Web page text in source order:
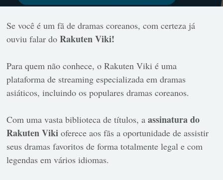
Se você é um fã de dramas coreanos, com certeza já
ouviu falar doRakuten Viki!
Para quem não conhece, o Rakuten Viki é uma
plataforma de streaming especializada em dramas
asiáticos, incluindo os populares dramas coreanos.
Com uma vasta biblioteca de títulos, aassinatura do
Rakuten Viki oferece aos fãs a oportunidade de assistir
seus dramas favoritos de forma totalmente legal e com
legendas em vários idiomas.